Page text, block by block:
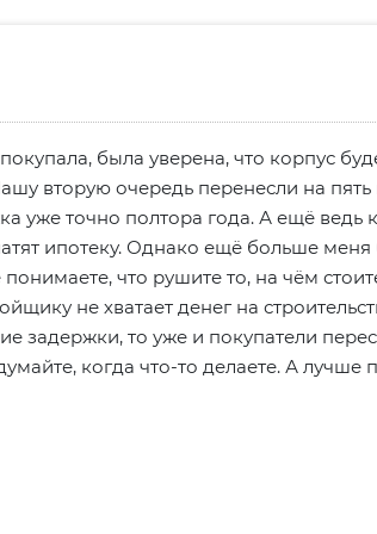
была уверена, что корпус
вторую очередь перенесли на
уже точно полтора года. А ещё
ипотеку. Однако ещё больше
что рушите то, на чём
не хватает денег на
задержки, то уже и покупатели
когда что-то делаете. А